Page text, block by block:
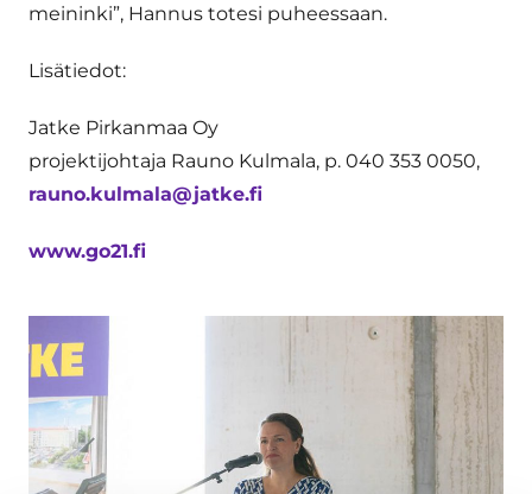
meininki”, Hannus totesi puheessaan.
Lisätiedot:
Jatke Pirkanmaa Oy
projektijohtaja Rauno Kulmala, p. 040 353 0050,
rauno.kulmala@jatke.fi
www.go21.fi